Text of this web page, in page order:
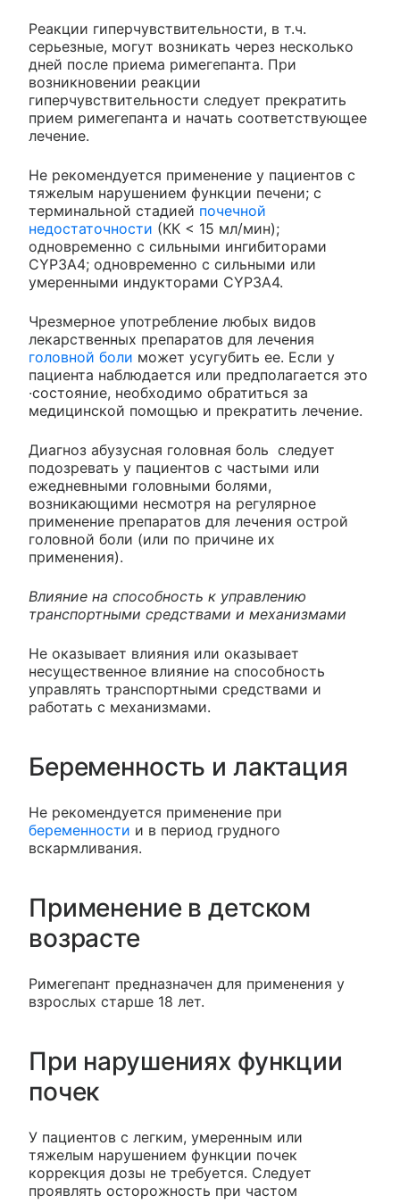
Реакции гиперчувствительности, в т.ч.
серьезные, могут возникать через несколько
дней после приема римегепанта. При
возникновении реакции
гиперчувствительности следует прекратить
прием римегепанта и начать соответствующее
лечение.
Не рекомендуется применение у пациентов с
тяжелым нарушением функции печени; с
терминальной стадией почечной
недостаточности (КК < 15 мл/мин);
одновременно с сильными ингибиторами
CYP3A4; одновременно с сильными или
умеренными индукторами CYP3A4.
Чрезмерное употребление любых видов
лекарственных препаратов для лечения
головной боли может усугубить ее. Если у
пациента наблюдается или предполагается это
·состояние, необходимо обратиться за
медицинской помощью и прекратить лечение.
Диагноз абузусная головная боль следует
подозревать у пациентов с частыми или
ежедневными головными болями,
возникающими несмотря на регулярное
применение препаратов для лечения острой
головной боли (или по причине их
применения).
Влияние на способность к управлению
транспортными средствами и механизмами
Не оказывает влияния или оказывает
несущественное влияние на способность
управлять транспортными средствами и
работать с механизмами.
Беременность и лактация
Не рекомендуется применение при
беременности и в период грудного
вскармливания.
Применение в детском
возрасте
Римегепант предназначен для применения у
взрослых старше 18 лет.
При нарушениях функции
почек
У пациентов с легким, умеренным или
тяжелым нарушением функции почек
коррекция дозы не требуется. Следует
проявлять осторожность при частом